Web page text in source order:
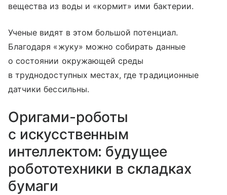
вещества из воды и «кормит» ими бактерии.
Ученые видят в этом большой потенциал.
Благодаря «жуку» можно собирать данные
о состоянии окружающей среды
в труднодоступных местах, где традиционные
датчики бессильны.
Оригами-роботы
с искусственным
интеллектом: будущее
робототехники в складках
бумаги